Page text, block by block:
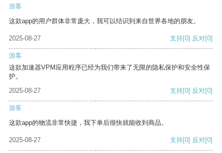
游客
这款app的用户群体非常庞大，我可以结识到来自世界各地的朋友。
2025-08-27 支持[0] 反对[0]
游客
这款加速器VPM应用程序已经为我们带来了无限的隐私保护和安全性保
护。
2025-08-27
支持[0] 反对[0]
游客
这款app的物流非常快捷，我下单后很快就能收到商品。
2025-08-27 支持[0] 反对[0]